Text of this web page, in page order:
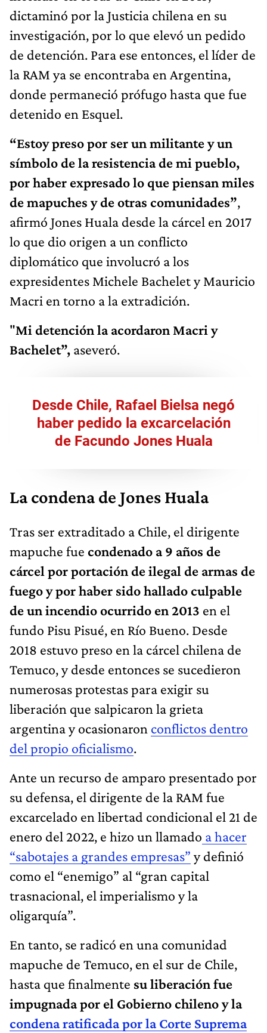
dictaminó por la Justicia chilena en su
investigación, por lo que elevó un pedido
de detención. Para ese entonces, el líder de
la RAM ya se encontraba en Argentina,
donde permaneció prófugo hasta que fue
detenido en Esquel.
“Estoy preso por ser un militante y un
símbolo de la resistencia de mi pueblo,
por haber expresado lo que piensan miles
de mapuches y de otras comunidades”,
afirmó Jones Huala desde la cárcel en 2017
lo que dio origen a un conflicto
diplomático que involucró a los
expresidentes Michele Bachelet y Mauricio
Macri en torno a la extradición.
"Mi detención la acordaron Macri y
Bachelet”, aseveró.
Desde Chile, Rafael Bielsa negó
haber pedido la excarcelación
de Facundo Jones Huala
La condena de Jones Huala
Tras ser extraditado a Chile, el dirigente
mapuche fue condenado a 9 años de
cárcel por portación de ilegal de armas de
fuego y por haber sido hallado culpable
de un incendio ocurrido en 2013 en el
fundo Pisu Pisué, en Río Bueno. Desde
2018 estuvo preso en la cárcel chilena de
Temuco, y desde entonces se sucedieron
numerosas protestas para exigir su
liberación que salpicaron la grieta
argentina y ocasionaron conflictos dentro
del propio oficialismo.
Ante un recurso de amparo presentado por
su defensa, el dirigente de la RAM fue
excarcelado en libertad condicional el 21 de
enero del 2022, e hizo un llamado a hacer
“sabotajes a grandes empresas” y definió
como el “enemigo” al “gran capital
trasnacional, el imperialismo y la
oligarquía”.
En tanto, se radicó en una comunidad
mapuche de Temuco, en el sur de Chile,
hasta que finalmente su liberación fue
impugnada por el Gobierno chileno y la
condena ratificada por la Corte Suprema